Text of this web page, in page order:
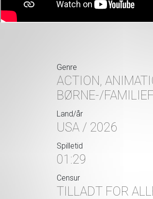
Genre
ACTION,
BØRNE-/
Land/år
USA / 2026
Spilletid
01:29
Censur
TILLADT FOR